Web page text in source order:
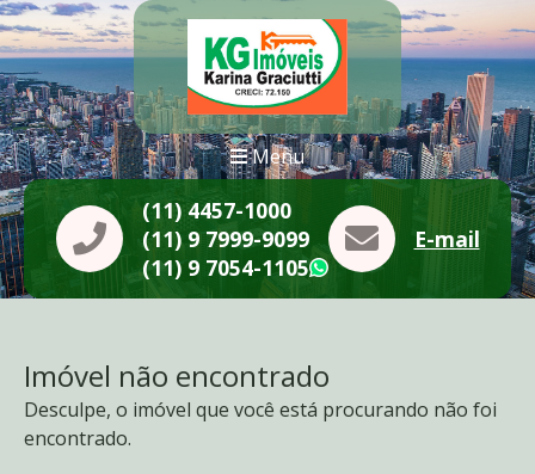
Menu
(11) 4457-1000
(11) 9 7999-9099
(11) 9 7054-1105
WhatsApp
E-mail
Imóvel não encontrado
Desculpe, o imóvel que você está procurando não foi
encontrado.